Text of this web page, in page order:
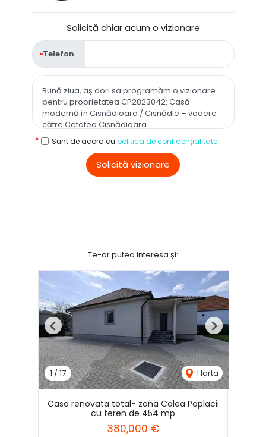
Solicită chiar acum o vizionare
Telefon
Sunt de acord cu politica de confidențialitate
Solicită vizionare
Te-ar putea interesa și:
1 / 17 Harta
Previous Next
Casa renovata total- zona Calea Poplacii
cu teren de 454 mp
380,000 €